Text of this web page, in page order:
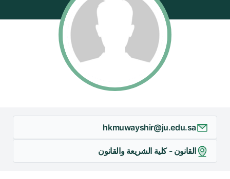
hkmuwayshir@ju.edu.sa
القانون - كلية الشريعة والقانون